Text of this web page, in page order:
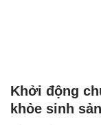
Khởi động
khỏe sinh